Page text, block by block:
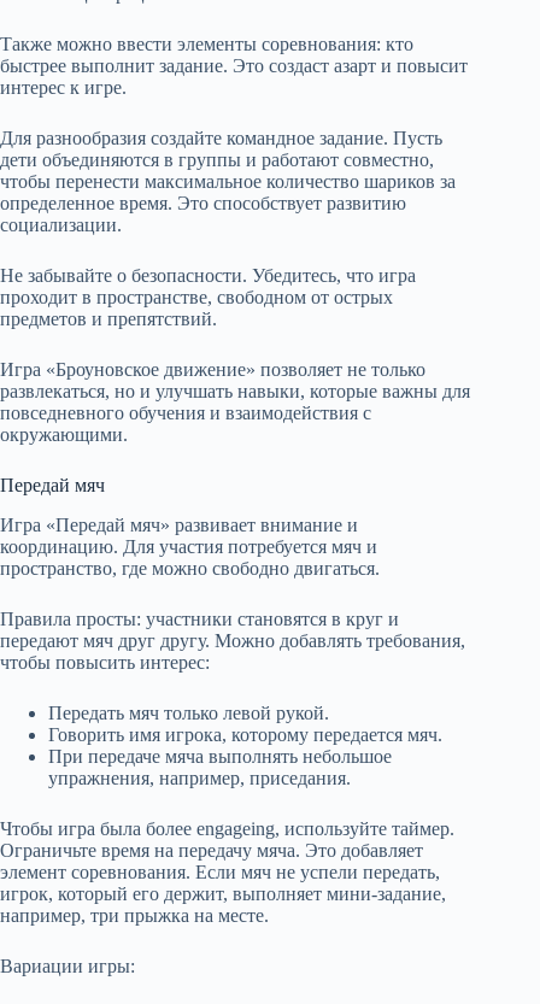
Также можно ввести элементы соревнования: кто
быстрее выполнит задание. Это создаст азарт и повысит
интерес к игре.
Для разнообразия создайте командное задание. Пусть
дети объединяются в группы и работают совместно,
чтобы перенести максимальное количество шариков за
определенное время. Это способствует развитию
социализации.
Не забывайте о безопасности. Убедитесь, что игра
проходит в пространстве, свободном от острых
предметов и препятствий.
Игра «Броуновское движение» позволяет не только
развлекаться, но и улучшать навыки, которые важны для
повседневного обучения и взаимодействия с
окружающими.
Передай мяч
Игра «Передай мяч» развивает внимание и
координацию. Для участия потребуется мяч и
пространство, где можно свободно двигаться.
Правила просты: участники становятся в круг и
передают мяч друг другу. Можно добавлять требования,
чтобы повысить интерес:
Передать мяч только левой рукой.
Говорить имя игрока, которому передается мяч.
При передаче мяча выполнять небольшое
упражнения, например, приседания.
Чтобы игра была более engageing, используйте таймер.
Ограничьте время на передачу мяча. Это добавляет
элемент соревнования. Если мяч не успели передать,
игрок, который его держит, выполняет мини-задание,
например, три прыжка на месте.
Вариации игры: